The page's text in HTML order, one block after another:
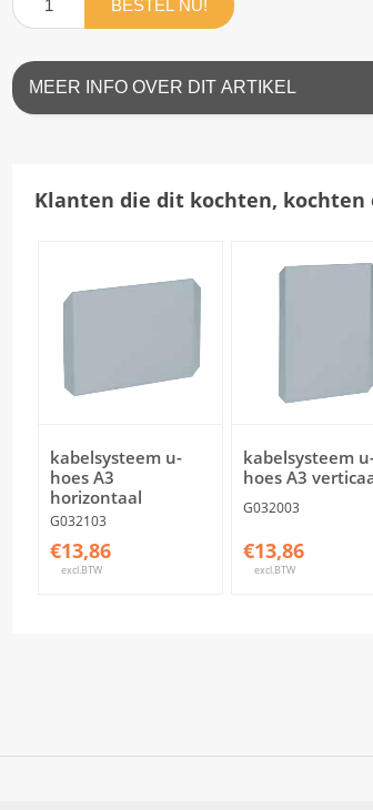
BESTEL NU!
MEER INFO OVER DIT ARTIKEL
Klanten die dit kochten, kochten
kabelsysteem u-
hoes A3
horizontaal
G032103
€13,86
excl.BTW
kabelsysteem
hoes A3
G032003
€13,86
excl.BTW